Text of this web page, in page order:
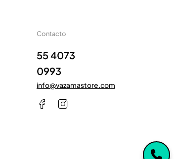
Contacto
55 4073
0993
info@vazamastore.com